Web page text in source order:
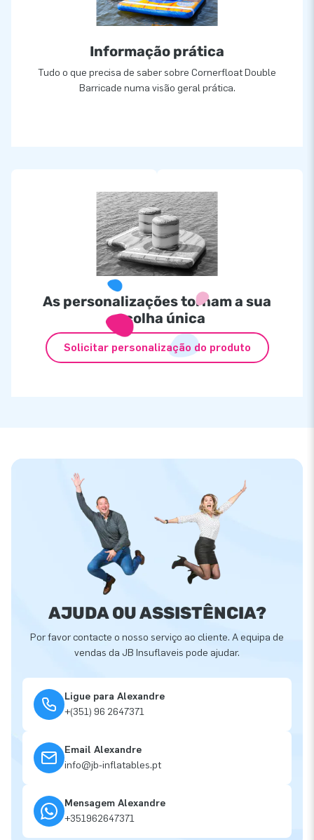
Informação prática
Tudo o que precisa de saber sobre Cornerfloat Double
Barricade numa visão geral prática.
As personalizações tornam a sua
escolha única
Solicitar personalização do produto
AJUDA OU ASSISTÊNCIA?
Por favor contacte o nosso serviço ao cliente. A equipa de
vendas da JB Insuflaveis pode ajudar.
Ligue para Alexandre
+(351) 96 2647371
Email Alexandre
info@jb-inflatables.pt
Mensagem Alexandre
+351962647371